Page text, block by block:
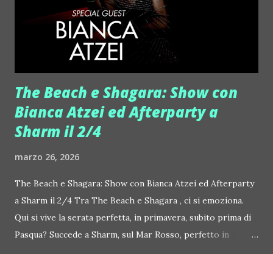
colpisce quando scrivi e canti una nuova canzone. «Si è
creata una bella atmosfera, tra noi e gli artisti e siamo certi
che anche attraverso YouTube l'alchimi...
The Beach e Shagara: Show con
Bianca Atzei ed Afterparty a
Sharm il 2/4
marzo 26, 2026
The Beach e Shagara: Show con Bianca Atzei ed Afterparty
a Sharm il 2/4 Tra The Beach e Shagara , ci si emoziona.
Qui si vive la serata perfetta, in primavera, subito prima di
Pasqua? Succede a Sharm, sul Mar Rosso, perfetto in